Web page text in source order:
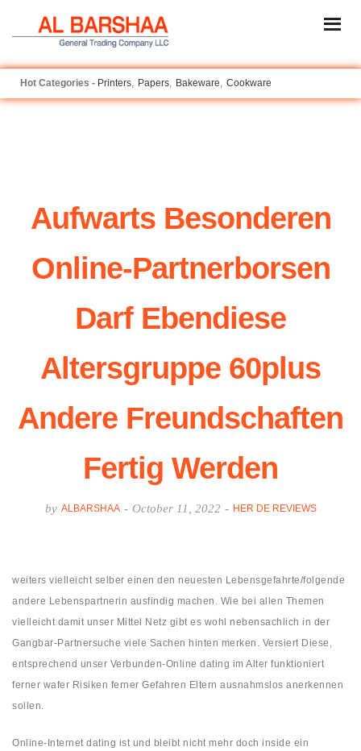
Printers Papers Bakeware Cookware
Aufwarts Besonderen
Online-Partnerborsen
Darf Ebendiese
Altersgruppe 60plus
Andere Freundschaften
Fertig Werden
by ALBARSHAA - October 11, 2022 - HER DE REVIEWS
weiters vielleicht selber einen den neuesten Lebensgefahrte/folgende
andere Lebenspartnerin ausfindig machen. Wie bei allen Themen
vielleicht damit unser Mittel Netz gibt es wohl nebensachlich in der
Gangbar-Partnersuche viele Sachen hinten merken. Versiert Diese,
entsprechend unser Verbunden-Online dating im Alter funktioniert
ferner wafer Risiken ferner Gefahren Eltern ausnahmslos anerkennen
sollen.
Online-Internet dating ist und bleibt nicht mehr doch inside ein